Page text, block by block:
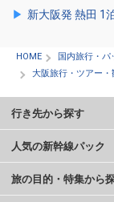
新大阪発 熱田 1
HOME
国内旅行・
大阪旅行・ツアー・
行き先から探す
人気の新幹線パック
旅の目的・特集から